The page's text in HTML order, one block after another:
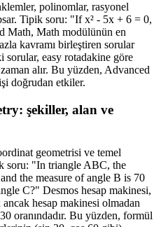
polinomlar, rasyonel
Tipik soru: "If x² - 5x + 6 = 0,
Math, Math modülünün en
kavramı birleştiren sorular
easy rotadakine göre
alır. Bu yüzden, Advanced
doğrudan etkiler.
şekiller, alan ve
geometrisi ve temel
soru: "In triangle ABC, the
the measure of angle B is 70
C?" Desmos hesap makinesi,
hesap makinesi olmadan
oranındadır. Bu yüzden, formül